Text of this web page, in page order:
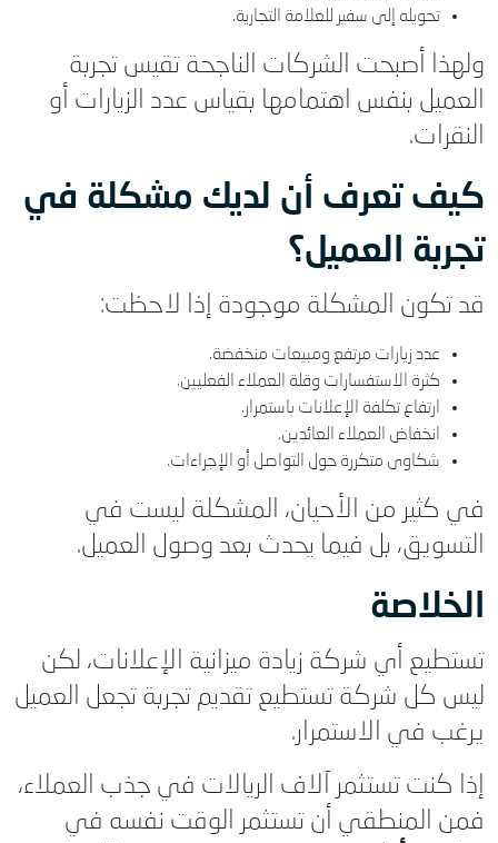
تحويله إلى سفير للعلامة التجارية.
ولهذا أصبحت الشركات الناجحة تقيس تجربة
العميل بنفس اهتمامها بقياس عدد الزيارات أو
النقرات.
كيف تعرف أن لديك مشكلة في
تجربة العميل؟
قد تكون المشكلة موجودة إذا لاحظت:
عدد زيارات مرتفع ومبيعات منخفضة.
كثرة الاستفسارات وقلة العملاء الفعليين.
ارتفاع تكلفة الإعلانات باستمرار.
انخفاض العملاء العائدين.
شكاوى متكررة حول التواصل أو الإجراءات.
في كثير من الأحيان، المشكلة ليست في
التسويق، بل فيما يحدث بعد وصول العميل.
الخلاصة
تستطيع أي شركة زيادة ميزانية الإعلانات، لكن
ليس كل شركة تستطيع تقديم تجربة تجعل العميل
يرغب في الاستمرار.
إذا كنت تستثمر آلاف الريالات في جذب العملاء،
فمن المنطقي أن تستثمر الوقت نفسه في